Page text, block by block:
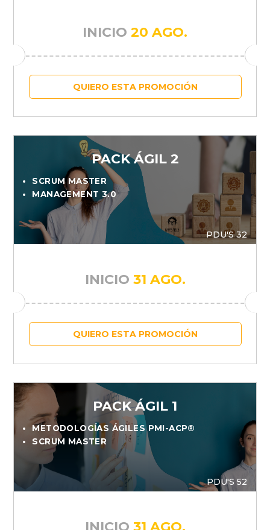
INICIO 20 AGO.
QUIERO ESTA PROMOCIÓN
PACK ÁGIL 2
SCRUM MASTER
MANAGEMENT 3.0
PDU'S 32
INICIO 31 AGO.
QUIERO ESTA PROMOCIÓN
PACK ÁGIL 1
METODOLOGÍAS ÁGILES PMI-ACP®
SCRUM MASTER
PDU'S 52